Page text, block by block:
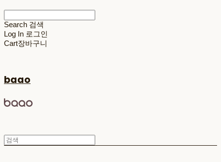
Search 검색
Log In 로그인
Cart장바구니
baao